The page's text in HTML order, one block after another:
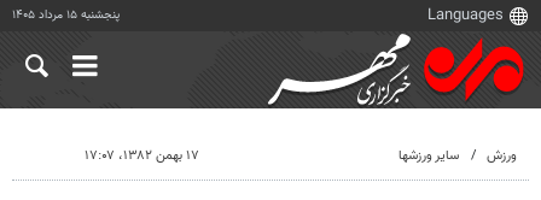
پنجشنبه ۱۵ مرداد ۱۴۰۵
ورزش سایر ورزشها ۱۷ بهمن ۱۳۸۲، ۱۷:۰۷